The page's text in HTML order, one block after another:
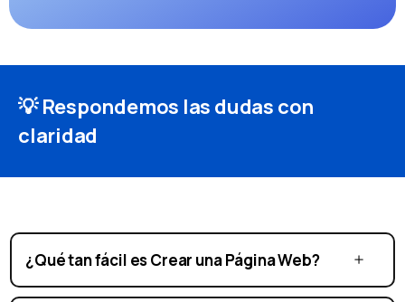
💡 Respondemos las dudas con
claridad
¿Qué tan fácil es Crear una Página Web?